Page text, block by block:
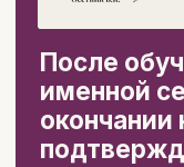
Удобная
платформа, чат с
коллегами для